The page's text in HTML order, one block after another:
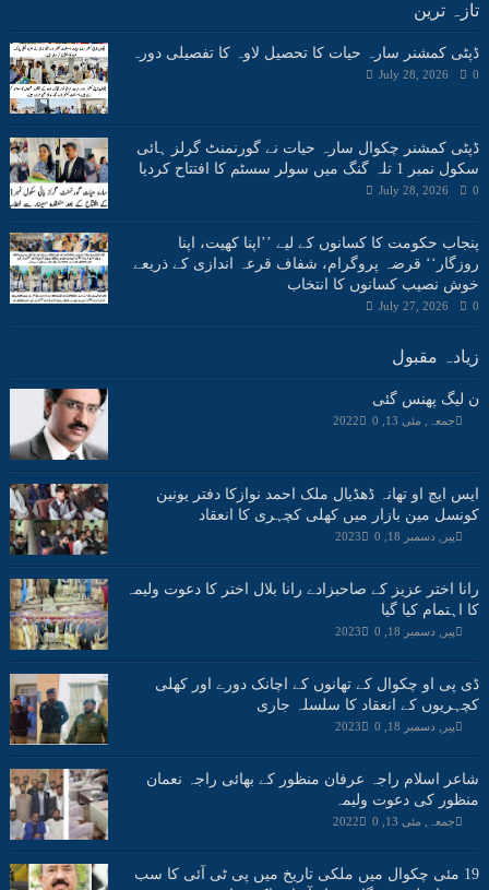
تازہ ترین
ڈپٹی کمشنر سارہ حیات کا تحصیل لاوہ کا تفصیلی دورہ
July 28, 2026 0
ڈپٹی کمشنر چکوال سارہ حیات نے گورنمنٹ گرلز ہائی
سکول نمبر 1 تلہ گنگ میں سولر سسٹم کا افتتاح کردیا
July 28, 2026 0
پنجاب حکومت کا کسانوں کے لیے ’’اپنا کھیت، اپنا
روزگار‘‘ قرضہ پروگرام، شفاف قرعہ اندازی کے ذریعے
خوش نصیب کسانوں کا انتخاب
July 27, 2026 0
زیادہ مقبول
ن لیگ پھنس گئی
جمعہ, مئی 13, 2022 0
ایس ایچ او تھانہ ڈھڈیال ملک احمد نوازکا دفتر یونین
کونسل مین بازار میں کھلی کچہری کا انعقاد
پیر, دسمبر 18, 2023 0
رانا اختر عزیز کے صاحبزادے رانا بلال اختر کا دعوت ولیمہ
کا اہتمام کیا گیا
پیر, دسمبر 18, 2023 0
ڈی پی او چکوال کے تھانوں کے اچانک دورے اور کھلی
کچہریوں کے انعقاد کا سلسلہ جاری
پیر, دسمبر 18, 2023 0
شاعر اسلام راجہ عرفان منظور کے بھائی راجہ نعمان
منظور کی دعوت ولیمہ
جمعہ, مئی 13, 2022 0
19 مئی چکوال میں ملکی تاریخ میں پی ٹی آئی کا سب